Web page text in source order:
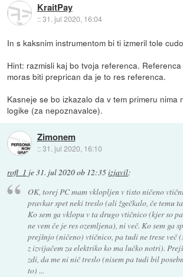
KraitPay
::31. jul 2020, 16:04
In s kaksnim instrumentom bi ti izmeril tole
Hint: razmisli kaj bo tvoja referenca.
moras biti preprican da je to res referenca.
Kasneje se bo izkazalo da v tem primeru nima
logike (za nepoznavalce).
Zimonem
::31. jul 2020, 16:10
rofl_1 je31. jul 2020 ob 12:35izjavil:
OK, torej PC mam vklopljen v tisto ničeno
pravkar spet neki treslo (ali žgečkalo, če temu
Ko sem ga vklopu v ta drugo vtičnico (kjer so
ne vem če je res ozemljena), ni več. Ko sem ga
prejšnjo (ničeno) vtičnico, pa tudi ne trese več
z izvijačem za elektriko ko ma lučko notri).
zdi, da me ni nič treslo (nisem pa tudi bil
to) ...